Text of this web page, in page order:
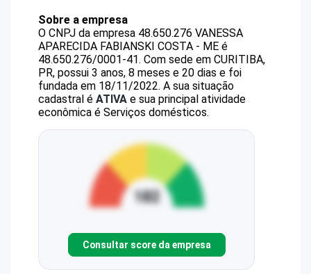
Sobre a empresa
O CNPJ da empresa 48.650.276 VANESSA
APARECIDA FABIANSKI COSTA - ME é
48.650.276/0001-41. Com sede em CURITIBA,
PR, possui 3 anos, 8 meses e 20 dias e foi
fundada em 18/11/2022. A sua situação
cadastral é ATIVA e sua principal atividade
econômica é Serviços domésticos.
Consultar score da empresa